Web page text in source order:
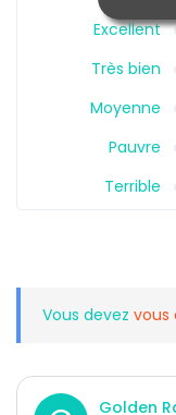
Excellent
Très bien
Moyenne
Pauvre
Terrible
Vous devez vous
Golden